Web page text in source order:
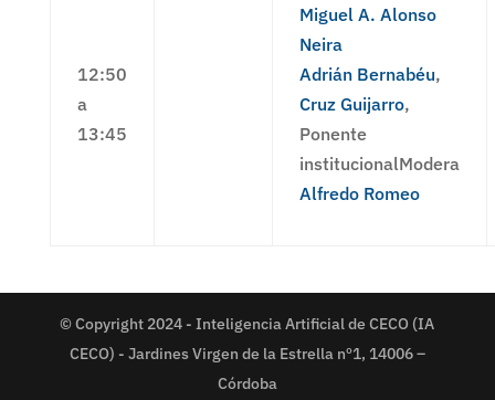
12:50
a
13:45
Miguel A. Alonso
Neira
Adrián Bernabéu,
Cruz Guijarro,
Ponente
institucionalModera
Alfredo Romeo
© Copyright 2024 - Inteligencia Artificial de CECO (IA
CECO) - Jardines Virgen de la Estrella nº1, 14006 –
Córdoba